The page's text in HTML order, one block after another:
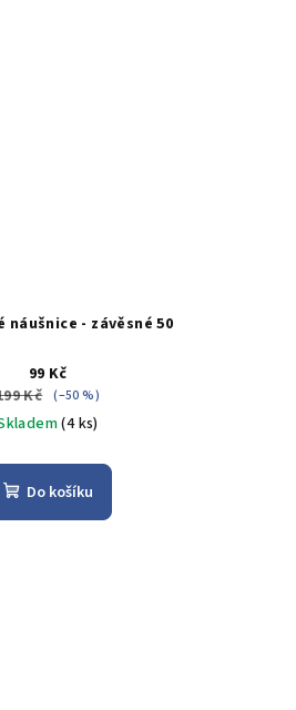
náušnice - závěsné 50
99 Kč
Kč (–50 %)
(4 ks)
Do košíku